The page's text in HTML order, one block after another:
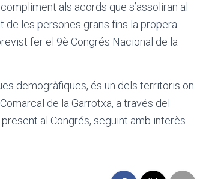
als acords que s’assoliran al
de les persones grans fins la propera
fer el 9è Congrés Nacional de la
demogràfiques, és un dels territoris on
de la Garrotxa, a través del
al Congrés, seguint amb interès